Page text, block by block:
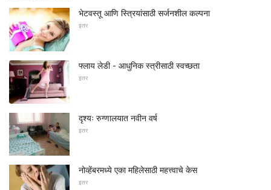
भेटवस्तू आणि स्त्रियांसाठी सर्जनशील कल्पना
इतर
फ्लाय लेडी - आधुनिक स्त्रीसाठी स्वच्छता
इतर
दृश्यः रुग्णालयात नवीन वर्ष
इतर
नोव्हेंबरमध्ये एका महिलेसाठी महत्त्वाचे केस
इतर